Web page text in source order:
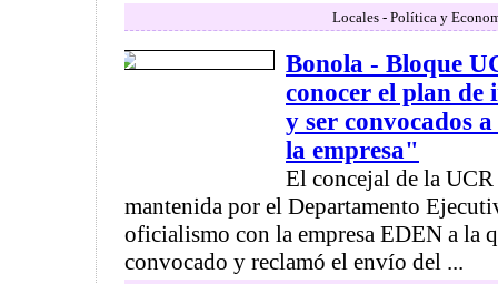
Locales - Política y
Bonola - Bloque
conocer el plan de
y ser convocados
la empresa"
El concejal de la
mantenida por el Departamento
oficialismo con la empresa EDEN a la
convocado y reclamó el envío del ...